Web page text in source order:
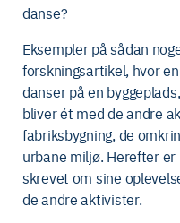
danse?
Eksempler på sådan
forskningsartikel, hvor
danser på en
bliver ét med de andre
fabriksbygning, de
urbane miljø. Herefter
skrevet om sine
de andre aktivister.